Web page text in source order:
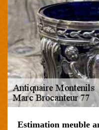
Estimation meuble